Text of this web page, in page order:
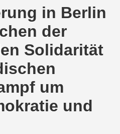
in Berlin
der
Solidarität
um
und
stand
auf unserem
Bewegung am
der
direkten Gespräch -